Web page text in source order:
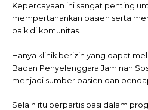
Kepercayaan ini sangat penting
mempertahankan pasien serta
baik di komunitas.
Hanya klinik berizin yang dapat
Badan Penyelenggara Jaminan
menjadi sumber pasien dan
Selain itu berpartisipasi dalam